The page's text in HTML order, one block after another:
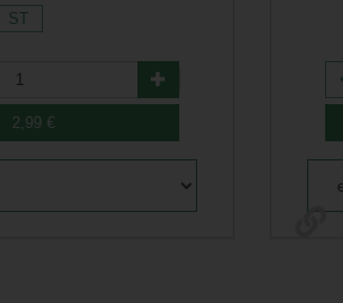
ST
2,99 €